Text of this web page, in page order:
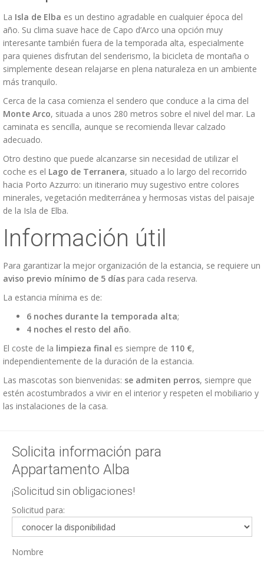
La Isla de Elba es un destino agradable en cualquier época del
año. Su clima suave hace de Capo d’Arco una opción muy
interesante también fuera de la temporada alta, especialmente
para quienes disfrutan del senderismo, la bicicleta de montaña o
simplemente desean relajarse en plena naturaleza en un ambiente
más tranquilo.
Cerca de la casa comienza el sendero que conduce a la cima del
Monte Arco, situada a unos 280 metros sobre el nivel del mar. La
caminata es sencilla, aunque se recomienda llevar calzado
adecuado.
Otro destino que puede alcanzarse sin necesidad de utilizar el
coche es el Lago de Terranera, situado a lo largo del recorrido
hacia Porto Azzurro: un itinerario muy sugestivo entre colores
minerales, vegetación mediterránea y hermosas vistas del paisaje
de la Isla de Elba.
Información útil
Para garantizar la mejor organización de la estancia, se requiere un
aviso previo mínimo de 5 días para cada reserva.
La estancia mínima es de:
6 noches durante la temporada alta;
4 noches el resto del año.
El coste de la limpieza final es siempre de 110 €,
independientemente de la duración de la estancia.
Las mascotas son bienvenidas: se admiten perros, siempre que
estén acostumbrados a vivir en el interior y respeten el mobiliario y
las instalaciones de la casa.
Solicita información para
Appartamento Alba
¡Solicitud sin obligaciones!
Solicitud para:
Nombre